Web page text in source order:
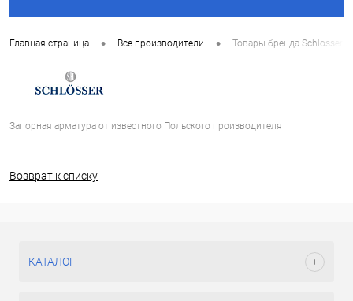
Главная страница • Все производители • Товары бренда Schlosser
Запорная арматура от известного Польского производителя
Возврат к списку
КАТАЛОГ